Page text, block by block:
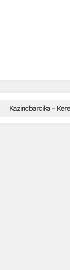
Kazincbarcika –